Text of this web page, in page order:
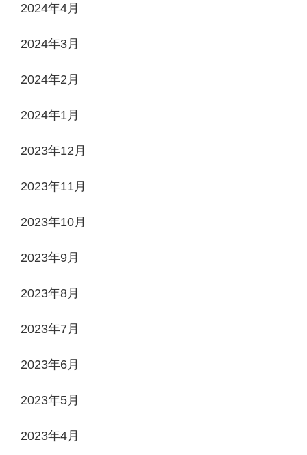
2024年4月
2024年3月
2024年2月
2024年1月
2023年12月
2023年11月
2023年10月
2023年9月
2023年8月
2023年7月
2023年6月
2023年5月
2023年4月